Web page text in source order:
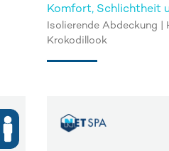
Komfort, Schlichtheit
Isolierende Abdeckung |
Krokodillook